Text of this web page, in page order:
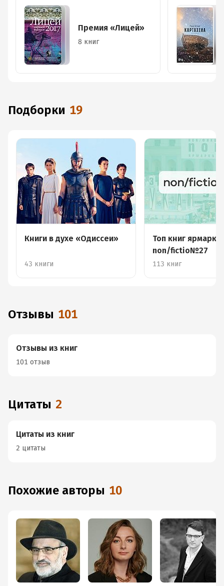
Премия «Лицей»
8 книг
Подборки 19
Книги в духе «Одиссеи»
43 книги
Топ книг ярмарки
non/fictio№27
113 книг
Отзывы 101
Отзывы из книг
101 отзыв
Цитаты 2
Цитаты из книг
2 цитаты
Похожие авторы 10